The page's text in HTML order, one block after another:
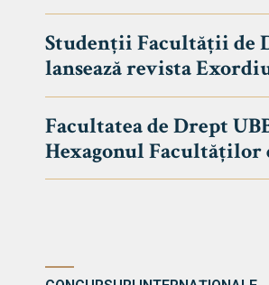
DE
Studenții Facultății de
lansează revista
Facultatea de Drept
Hexagonul Facultăților